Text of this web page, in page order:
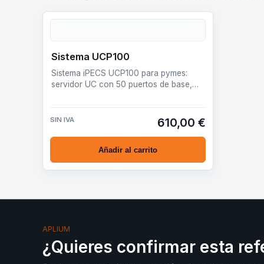
Sistema UCP100
Sistema iPECS UCP100 para pymes:
servidor UC con 50 puertos de base,
IP, movi…
SIN IVA 610,00 €
Añadir al carrito
APLIUM
¿Quieres confirmar esta